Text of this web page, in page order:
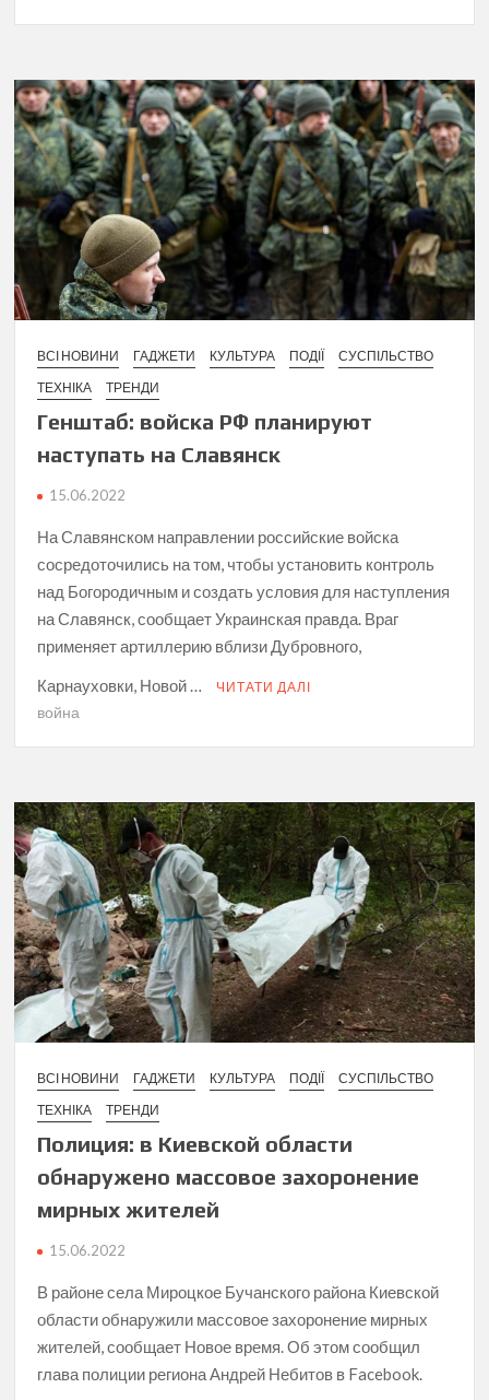
ВСІ НОВИНИ ГАДЖЕТИ КУЛЬТУРА ПОДІЇ
СУСПІЛЬСТВО
ТЕХНІКА
ТРЕНДИ
Генштаб: войска РФ планируют
наступать на Славянск
15.06.2022
На Славянском направлении российские войска
сосредоточились на том, чтобы установить контроль
над Богородичным и создать условия для наступления
на Славянск, сообщает Украинская правда. Враг
применяет артиллерию вблизи Дубровного,
Карнауховки, Новой …
ЧИТАТИ ДАЛІ
война
ВСІ НОВИНИ ГАДЖЕТИ КУЛЬТУРА ПОДІЇ
СУСПІЛЬСТВО
ТЕХНІКА
ТРЕНДИ
Полиция: в Киевской области
обнаружено массовое захоронение
мирных жителей
15.06.2022
В районе села Мироцкое Бучанского района Киевской
области обнаружили массовое захоронение мирных
жителей, сообщает Новое время. Об этом сообщил
глава полиции региона Андрей Небитов в Facebook.